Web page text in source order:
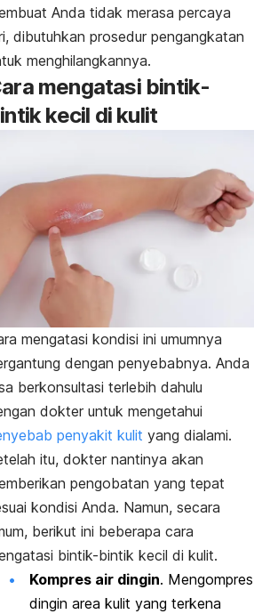
Anda tidak merasa percaya
dibutuhkan prosedur pengangkatan
menghilangkannya.
mengatasi bintik-
kecil di kulit
mengatasi kondisi ini umumnya
dengan penyebabnya. Anda
berkonsultasi terlebih dahulu
dokter untuk mengetahui
penyakit kulit yang dialami.
itu, dokter nantinya akan
pengobatan yang tepat
kondisi Anda. Namun, secara
berikut ini beberapa cara
bintik-bintik kecil di kulit.
Kompres air dingin. Mengompres
dingin area kulit yang terkena